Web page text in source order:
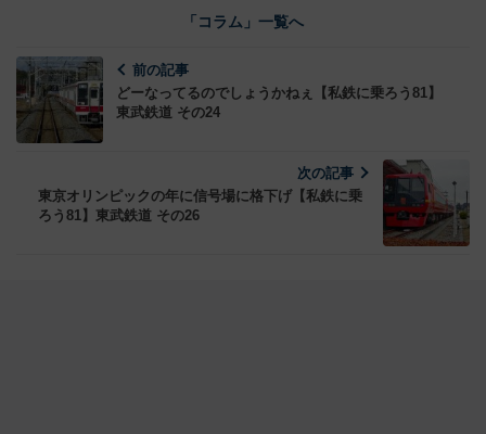
「コラム」一覧へ
前の記事
どーなってるのでしょうかねぇ【私鉄に乗ろう81】
東武鉄道 その24
次の記事
東京オリンピックの年に信号場に格下げ【私鉄に乗
ろう81】東武鉄道 その26